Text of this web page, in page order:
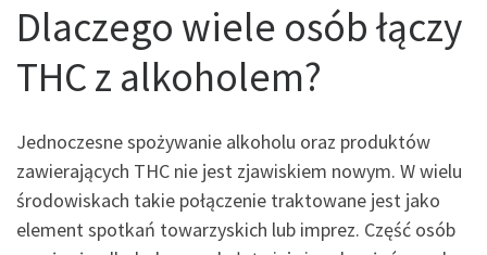
Dlaczego wiele osób łączy
THC z alkoholem?
Jednoczesne spożywanie alkoholu oraz produktów
zawierających THC nie jest zjawiskiem nowym. W wielu
środowiskach takie połączenie traktowane jest jako
element spotkań towarzyskich lub imprez. Część osób